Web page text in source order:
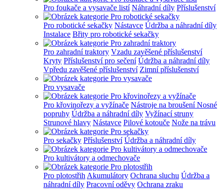
Pro foukače a vysavače listí Náhradní díly Příslušenství
Pro robotické sekačky Nástavce Údržba a náhradní díly
Instalace Břity pro robotické sekačky
Pro zahradní traktory Vzadu zavěšené příslušenství
Kryty Příslušenství pro sečení Údržba a náhradní díly
Vpředu zavěšené příslušenství Zimní příslušenství
Pro vysavače
Pro křovinořezy a vyžínače Nástroje na broušeníNosné
popruhy Údržba a náhradní díly Vyžínací struny
Strunové hlavy Nástavce Pilové kotouče Nože na trávu
Pro sekačky Příslušenství Údržba a náhradní díly
Pro kultivátory a odmechovače
Pro plotostřih Akumulátory Ochrana sluchu Údržba a
náhradní díly Pracovní oděvy Ochrana zraku